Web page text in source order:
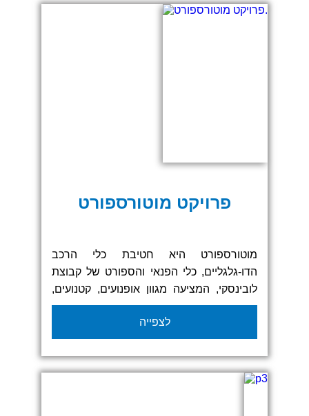
נראות מקצועית ומרשימה המתאימה לאירוע
פרויקט מוטורספורט
מוטורספורט היא חטיבת כלי הרכב
הדו-גלגליים, כלי הפנאי והספורט של קבוצת
לובינסקי, המציעה מגוון אופנועים, קטנועים,
אופנועי שטח וטרקטורונים. במסגרת
הפרויקט, סיפקנו למותג מגוון רחב של
פתרונות תצוגה ממותגים, כולל גזיבואים,
אוהלים מתנפחים, דגלים, מפות ועוד, על מנת
ליצור נראות מרשימה וחוויית מותג עוצמתית.
לצפייה